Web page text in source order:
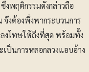
งพฤติกรรมดังกล่าวถือ
จึงต้องพึ่งพากระบวนการ
งโทษให้ถึงที่สุด พร้อมทั้ง
เป็นการหลอกลวงแอบอ้าง